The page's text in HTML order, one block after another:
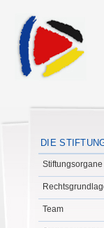
DIE
Stiftungsorgane
Team